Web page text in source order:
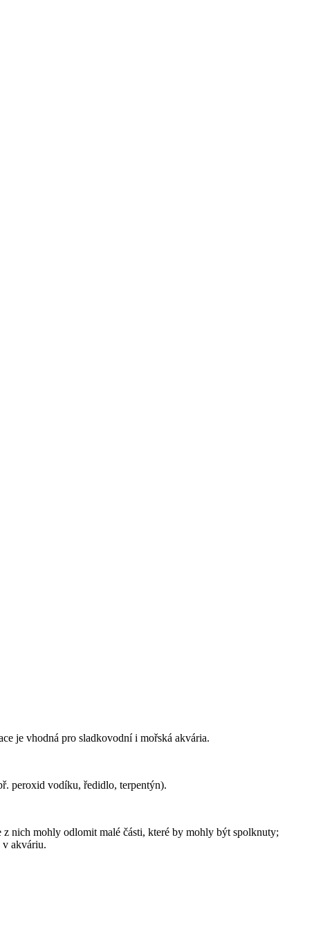
je vhodná pro sladkovodní i mořská akvária.
peroxid vodíku, ředidlo, terpentýn).
z nich mohly odlomit malé části, které by mohly být spolknuty;
v akváriu.